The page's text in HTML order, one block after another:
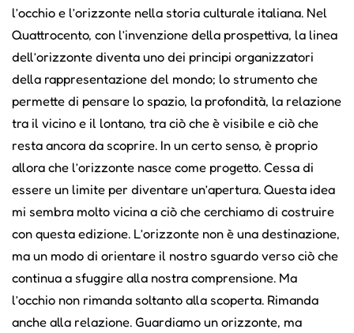
l’occhio e l’orizzonte nella storia culturale italiana. Nel
Quattrocento, con l’invenzione della prospettiva, la linea
dell’orizzonte diventa uno dei principi organizzatori
della rappresentazione del mondo; lo strumento che
permette di pensare lo spazio, la profondità, la relazione
tra il vicino e il lontano, tra ciò che è visibile e ciò che
resta ancora da scoprire. In un certo senso, è proprio
allora che l’orizzonte nasce come progetto. Cessa di
essere un limite per diventare un’apertura. Questa idea
mi sembra molto vicina a ciò che cerchiamo di costruire
con questa edizione. L’orizzonte non è una destinazione,
ma un modo di orientare il nostro sguardo verso ciò che
continua a sfuggire alla nostra comprensione. Ma
l’occhio non rimanda soltanto alla scoperta. Rimanda
anche alla relazione. Guardiamo un orizzonte, ma